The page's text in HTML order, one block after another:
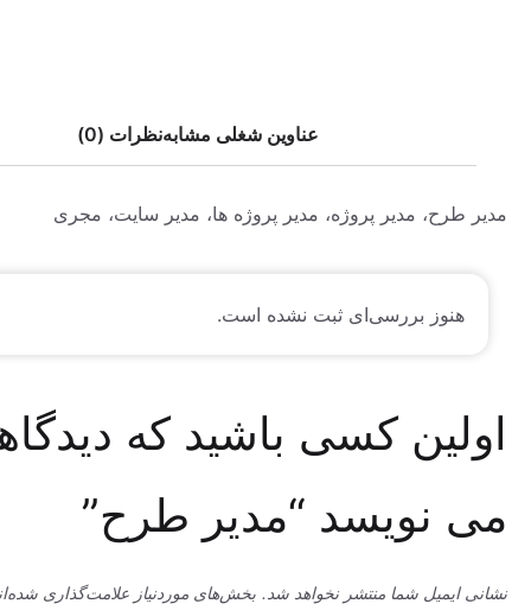
عناوین شغلی مشابهنظرات (0)
مدیر پروژه، مدیر پروژه ها، مدیر سایت، مجری
بررسی‌ای ثبت نشده است.
کسی باشید که دیدگاهی
“مدیر طرح”
شما منتشر نخواهد شد. بخش‌های موردنیاز علامت‌گذاری شده‌اند*